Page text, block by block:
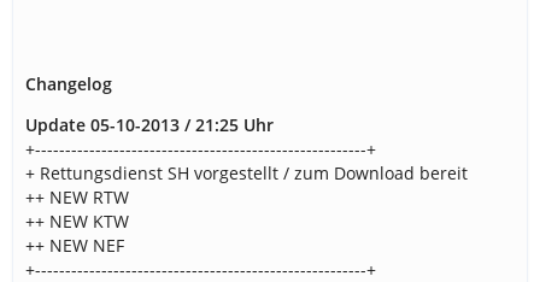
Changelog
Update 05-10-2013 / 21:25 Uhr
+-------------------------------------------------------+
+ Rettungsdienst SH vorgestellt / zum Download bereit
++ NEW RTW
++ NEW KTW
++ NEW NEF
+-------------------------------------------------------+